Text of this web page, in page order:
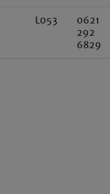
L053
0621
292
6829